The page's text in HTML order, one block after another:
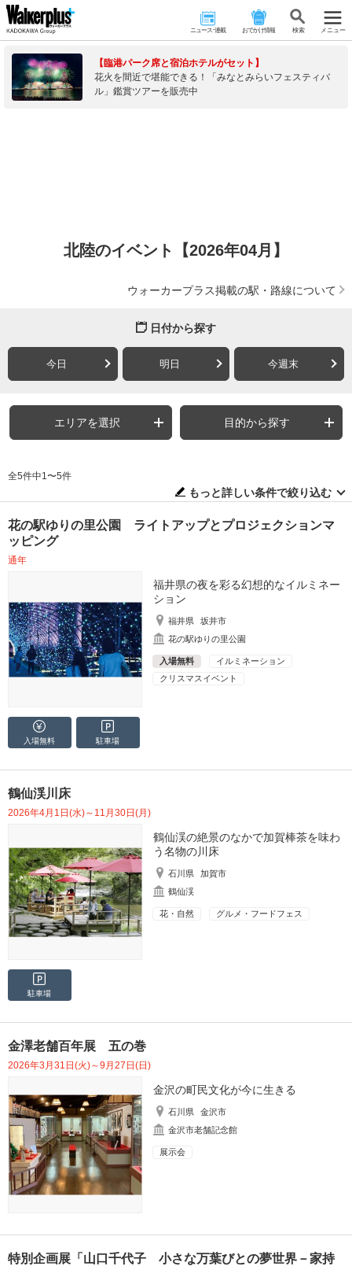
ニュース･連載 おでかけ情報 検 索 メニュー
【臨港パーク席と宿泊ホテルがセット】
花火を間近で堪能できる！「みなとみらいフェスティバ
ル」鑑賞ツアーを販売中
北陸のイベント【2026年04月】
ウォーカープラス掲載の駅・路線について
日付から探す
今日 明日 今週末
エリアを選択 目的から探す
全5件中1〜5件
もっと詳しい条件で絞り込む
花の駅ゆりの里公園 ライトアップとプロジェクションマ
ッピング
通年
福井県の夜を彩る幻想的なイルミネー
ション
福井県
坂井市
花の駅ゆりの里公園
入場無料
イルミネーション
クリスマスイベント
入場無料 駐車場
鶴仙渓川床
2026年4月1日(水)～11月30日(月)
鶴仙渓の絶景のなかで加賀棒茶を味わ
う名物の川床
石川県
加賀市
鶴仙渓
花・自然 グルメ・フードフェス
駐車場
金澤老舗百年展 五の巻
2026年3月31日(火)～9月27日(日)
金沢の町民文化が今に生きる
石川県
金沢市
金沢市老舗記念館
展示会
特別企画展「山口千代子 小さな万葉びとの夢世界－家持